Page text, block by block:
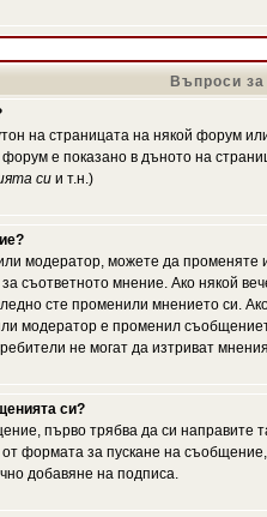
Въпроси
на страницата на някой форум
е показано в дъното на
си и т.н.)
модератор, можете да
за съответното мнение. Ако някой
сте променили мнението си.
модератор е променил
не могат да изтриват
си?
първо трябва да си
от формата за пускане на
добавяне на подписа.